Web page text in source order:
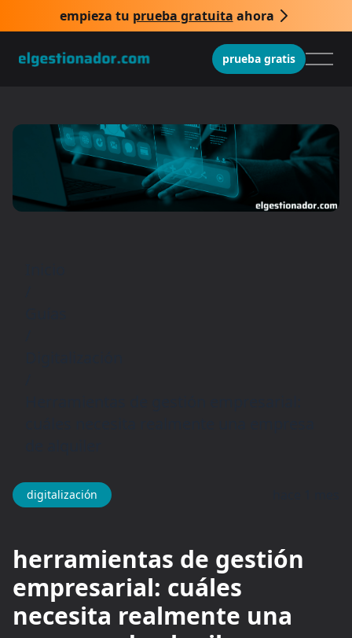
empieza tu prueba gratuita ahora
prueba gratis
digitalización
herramientas de gestión
empresarial: cuáles
necesita realmente una